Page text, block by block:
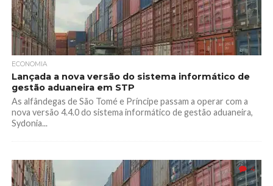
ECONOMIA
Lançada a nova versão do sistema informático de
gestão aduaneira em STP
As alfândegas de São Tomé e Príncipe passam a operar com a
nova versão 4.4.0 do sistema informático de gestão aduaneira,
Sydonia...
4